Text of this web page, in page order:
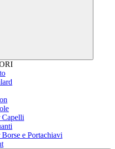
Capelli
e Portachiavi